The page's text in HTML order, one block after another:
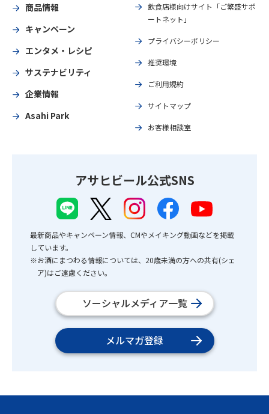
商品情報
キャンペーン
エンタメ・レシピ
サステナビリティ
企業情報
Asahi Park
飲食店様向けサイト「ご繁盛サポ
ートネット」
プライバシーポリシー
推奨環境
ご利用規約
サイトマップ
お客様相談室
アサヒビール公式SNS
最新商品やキャンペーン情報、CMやメイキング動画などを掲載
しています。
※お酒にまつわる情報については、20歳未満の方への共有(シェ
ア)はご遠慮ください。
ソーシャルメディア一覧
メルマガ登録